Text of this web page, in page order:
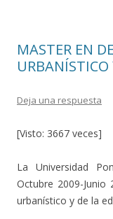
k r
MASTER EN
URBANÍSTICO
Deja una respuesta
[Visto: 3667 veces]
La Universidad
Octubre 2009-
urbanístico y de la